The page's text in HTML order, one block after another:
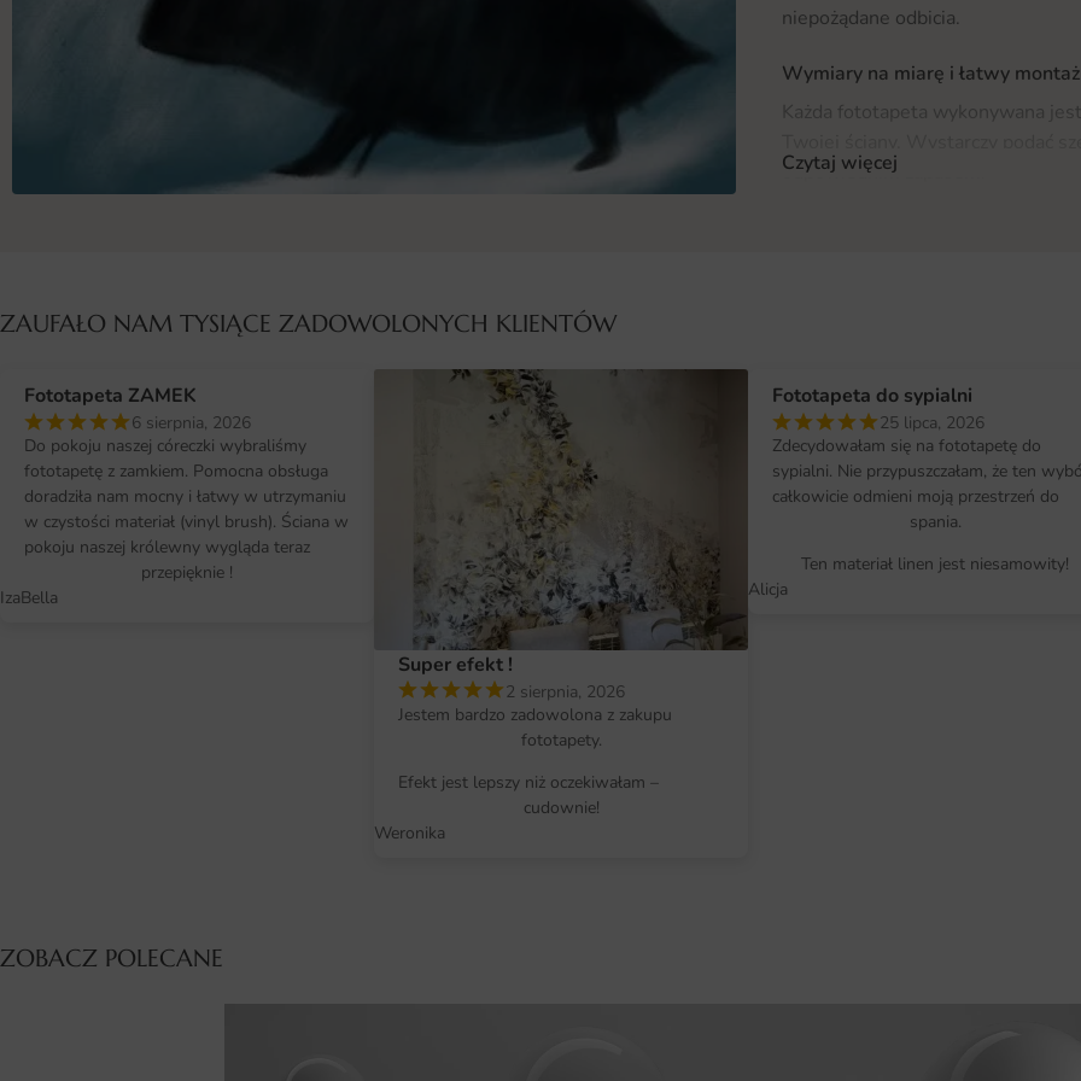
niepożądane odbicia.
Wymiary na miarę i łatwy montaż
Każda fototapeta wykonywana
odpowiednim zapasem.
propozycji. To inwestycja, która
komfortu. Najważniejsze
świetne wykończenie do salonu,
matowa struktura nieodbijająca
indywidualne dopasowanie
Czytaj więcej
ZAUFAŁO NAM TYSIĄCE ZADOWOLONYCH KLIENTÓW
Fototapeta ZAMEK
6 sierpnia, 2026
Do pokoju naszej córeczki wybraliśmy
fototapetę z zamkiem. Pomocna obsługa
doradziła nam mocny i łatwy w utrzymaniu
w czystości materiał (vinyl brush). Ściana w
pokoju naszej królewny wygląda teraz
przepięknie !
IzaBella
Super efekt !
2 sierpnia, 2026
Jestem bardzo zadowolona z zakupu
fototapety.
Efekt jest lepszy niż oczekiwałam –
cudownie!
Weronika
Fototapeta do sypialni
25 lipca, 2026
Zdecydowałam się na fototapetę do
sypialni. Nie przypuszczałam, że ten
całkowicie odmieni moją przestrzeń do
spania.
Ten materiał linen jest niesamowity!
Alicja
ZOBACZ POLECANE